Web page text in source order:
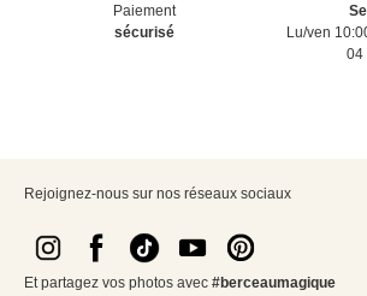
Paiement
sécurisé
Lu/ven
04
Rejoignez-nous sur nos réseaux sociaux
Et partagez vos photos avec #berceaumagique